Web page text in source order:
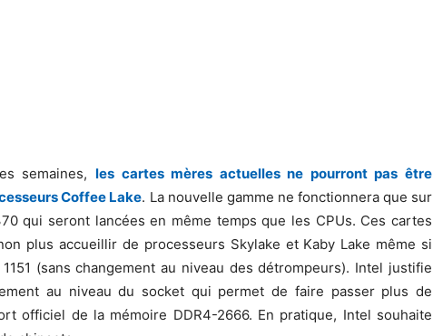
semaines, les cartes mères actuelles ne pourront pas être
Coffee Lake. La nouvelle gamme ne fonctionnera que sur
qui seront lancées en même temps que les CPUs. Ces cartes
plus accueillir de processeurs Skylake et Kaby Lake même si
(sans changement au niveau des détrompeurs). Intel justifie
au niveau du socket qui permet de faire passer plus de
officiel de la mémoire DDR4-2666. En pratique, Intel souhaite